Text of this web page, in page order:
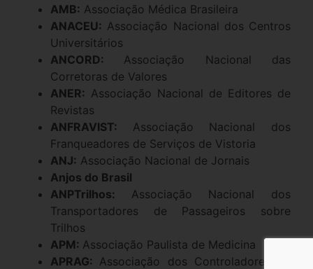
AMB: Associação Médica Brasileira
ANACEU: Associação Nacional dos Centros
Universitários
ANCORD: Associação Nacional das
Corretoras de Valores
ANER: Associação Nacional de Editores de
Revistas
ANFRAVIST: Associação Nacional dos
Franqueadores de Serviços de Vistoria
ANJ: Associação Nacional de Jornais
Anjos do Brasil
ANPTrilhos: Associação Nacional dos
Transportadores de Passageiros sobre
Trilhos
APM: Associação Paulista de Medicina
APRAG: Associação dos Controladores de